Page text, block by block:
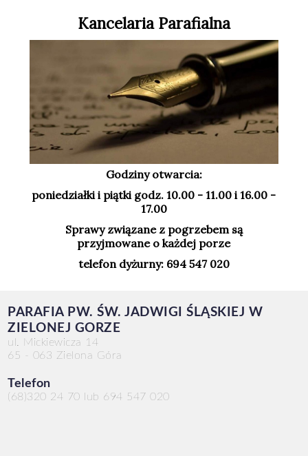
Kancelaria Parafialna
Godziny otwarcia:
poniedziałki i piątki godz. 10.00 - 11.00 i 16.00 -
17.00
Sprawy związane z pogrzebem są
przyjmowane o każdej porze
telefon dyżurny: 694 547 020
PARAFIA PW. ŚW. JADWIGI ŚLĄSKIEJ W
ZIELONEJ GORZE
ul. Mickiewicza 14
65 - 063 Zielona Góra
Telefon
(68)320 24 70 lub 694 547 020